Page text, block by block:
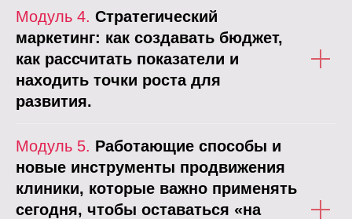
Модуль 4. Стратегический
маркетинг: как создавать бюджет,
как рассчитать показатели и
находить точки роста для
развития.
Модуль 5. Работающие способы и
новые инструменты продвижения
клиники, которые важно применять
сегодня, чтобы оставаться «на